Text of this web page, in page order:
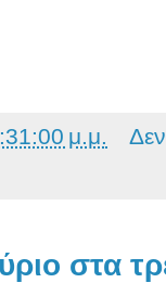
μ.μ.
στα